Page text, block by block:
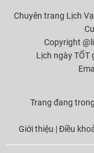
Chuyên trang Lịch
Copyright
Lịch ngày TỐT
Trang đang
Giới thiệu |Điều